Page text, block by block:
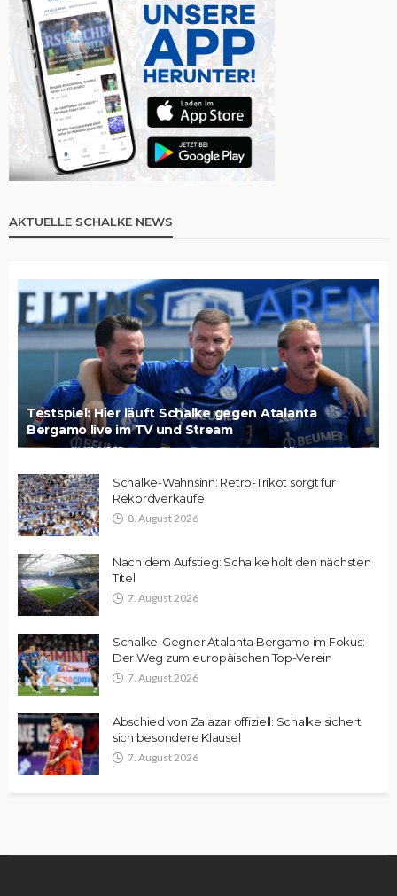
AKTUELLE SCHALKE NEWS
Testspiel: Hier läuft Schalke gegen Atalanta
Bergamo live im TV und Stream
Schalke-Wahnsinn: Retro-Trikot sorgt für
Rekordverkäufe
8. August 2026
Nach dem Aufstieg: Schalke holt den nächsten
Titel
7. August 2026
Schalke-Gegner Atalanta Bergamo im Fokus:
Der Weg zum europäischen Top-Verein
7. August 2026
Abschied von Zalazar offiziell: Schalke sichert
sich besondere Klausel
7. August 2026